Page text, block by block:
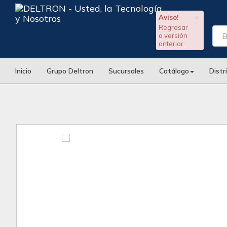
×
Aviso!
Regresar
a versión
anterior.
Inicio Grupo Deltron Sucursales Catálogo